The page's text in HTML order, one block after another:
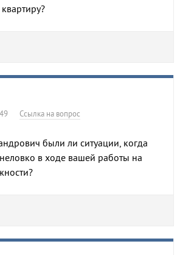
Ссылка на вопрос
были ли ситуации, когда
в ходе вашей работы на